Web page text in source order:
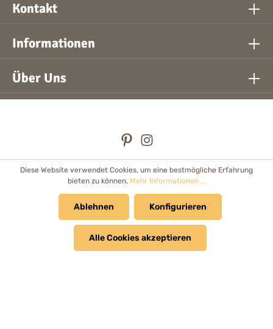
Kontakt
Informationen
Über Uns
* Alle Preise inkl. gesetzl. Mehrwertsteuer zzgl.Versandkosten
und ggf. Nachnahmegebühren, wenn nicht anders angegeben.
© 2026 Bolanz Verlag e.K. - Alle Rechte vorbehalten.
Händler Newsletter
Cookie Einstellungen
Kataloge & Prospekte
Diese Website verwendet Cookies, um eine bestmögliche Erfahrung
bieten zu können. Mehr Informationen ...
Ablehnen Konfigurieren
Alle Cookies akzeptieren